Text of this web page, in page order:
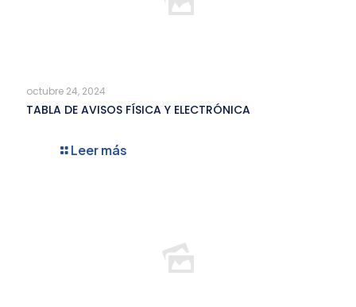
octubre 24, 2024
TABLA DE AVISOS FÍSICA Y ELECTRÓNICA
Leer más